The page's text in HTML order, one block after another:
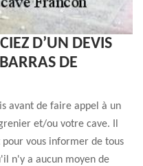
D’UN DEVIS
DE
avant de faire appel à un
et/ou votre cave. Il
vous informer de tous
n'y a aucun moyen de